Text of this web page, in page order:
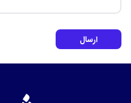
ارسال